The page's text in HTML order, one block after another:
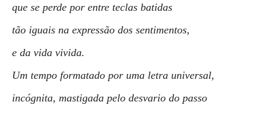
que se perde por entre teclas batidas
tão iguais na expressão dos sentimentos,
e da vida vivida.
Um tempo formatado por uma letra universal,
incógnita, mastigada pelo desvario do passo